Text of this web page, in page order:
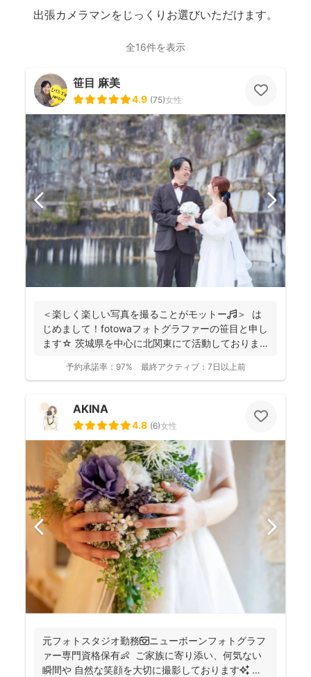
出張カメラマンをじっくりお選びいただけます。
全16件を表示
笹目 麻美
4.9 (75)女性
＜楽しく楽しい写真を撮ることがモットー🎵＞ は
じめまして！fotowaフォトグラファーの笹目と申し
ます☆ 茨城県を中心に北関東にて活動しておりま
予約承諾率： 97% 最終アクティブ： 7日以上前
AKINA
4.8 (6)女性
元フォトスタジオ勤務📷ニューボーンフォトグラフ
ァー専門資格保有👶 ご家族に寄り添い、何気ない
瞬間や 自然な笑顔を大切に撮影しております✨ ま